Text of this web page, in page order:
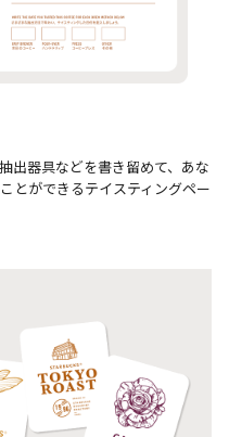
出器具などを書き留めて、あな
とができるテイスティングペー